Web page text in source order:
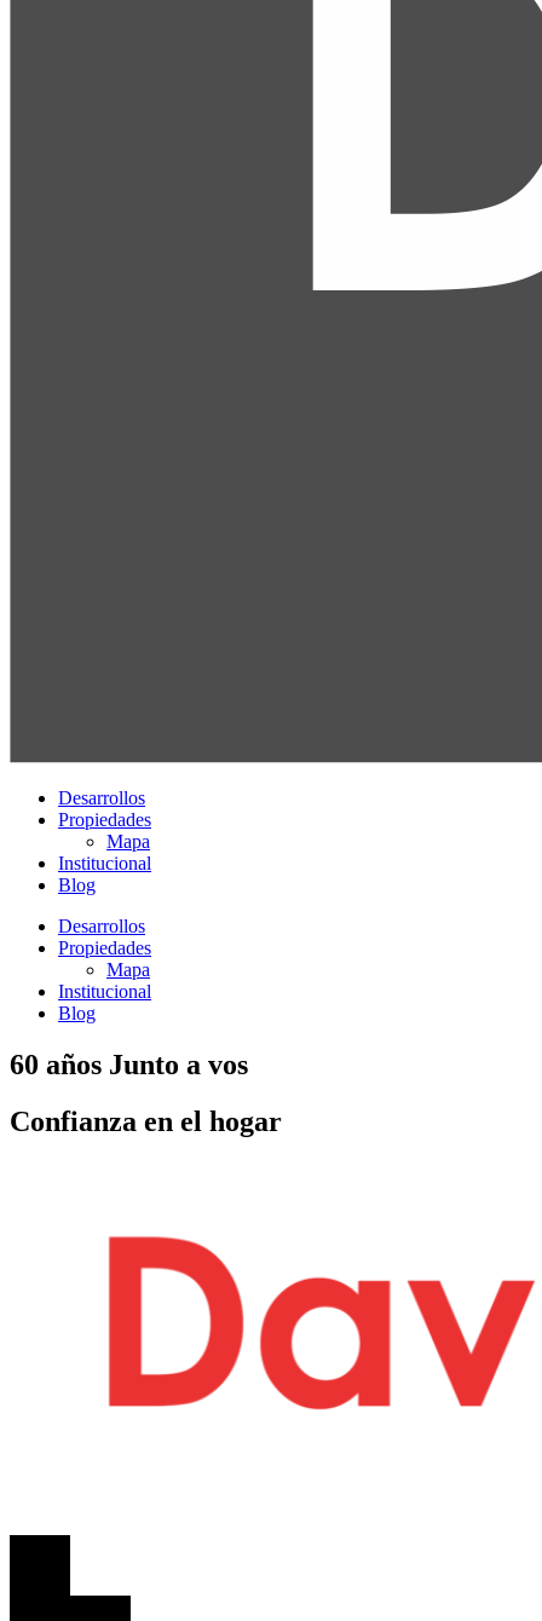
Desarrollos
Propiedades
Mapa
Institucional
Blog
Desarrollos
Propiedades
Mapa
Institucional
Blog
60 años Junto a vos
Confianza en el hogar